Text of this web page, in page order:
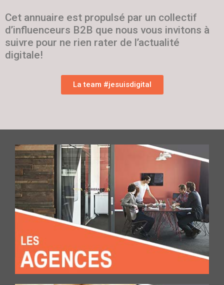
Cet annuaire est propulsé par un collectif
d’influenceurs B2B que nous vous invitons à
suivre pour ne rien rater de l’actualité
digitale!
La team #jesuisdigital